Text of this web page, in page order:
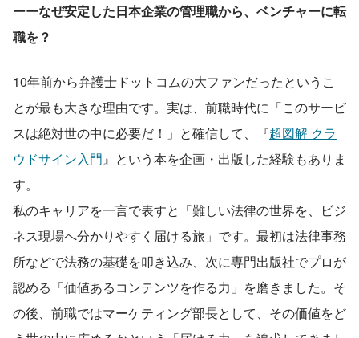
ーーなぜ安定した日本企業の管理職から、ベンチャーに転
職を？
10年前から弁護士ドットコムの大ファンだったというこ
とが最も大きな理由です。実は、前職時代に「このサービ
スは絶対世の中に必要だ！」と確信して、『超図解 クラ
ウドサイン入門』という本を企画・出版した経験もありま
す。
私のキャリアを一言で表すと「難しい法律の世界を、ビジ
ネス現場へ分かりやすく届ける旅」です。最初は法律事務
所などで法務の基礎を叩き込み、次に専門出版社でプロが
認める「価値あるコンテンツを作る力」を磨きました。そ
の後、前職ではマーケティング部長として、その価値をど